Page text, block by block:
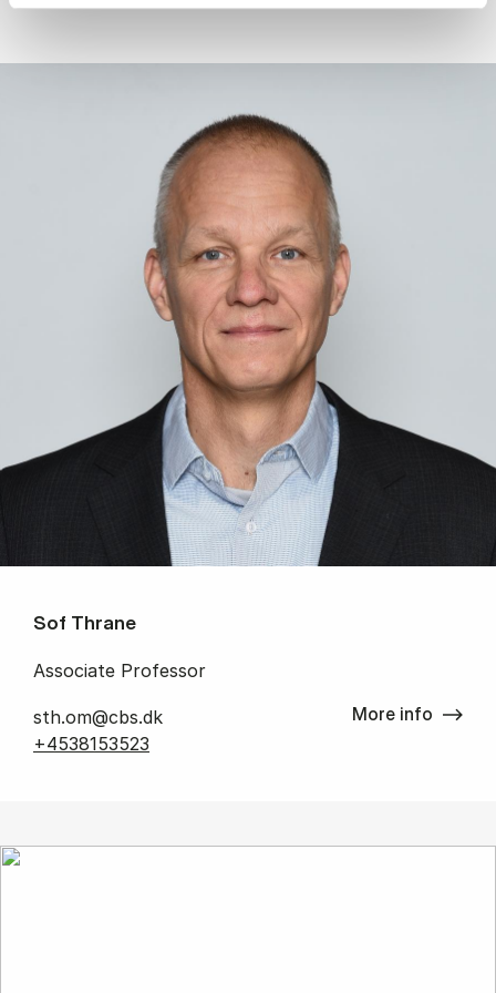
Sof Thrane
Associate Professor
sth.om@cbs.dk
+4538153523
More info